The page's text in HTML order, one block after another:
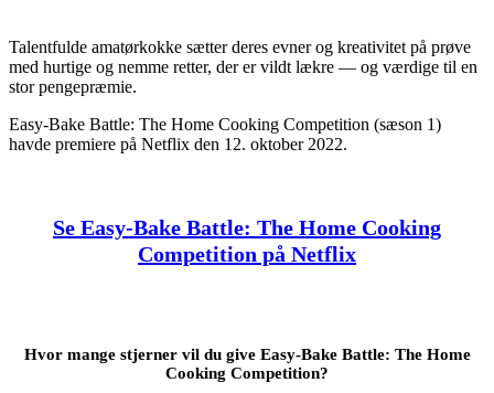
Talentfulde amatørkokke sætter deres evner og kreativitet på prøve
med hurtige og nemme retter, der er vildt lækre — og værdige til en
stor pengepræmie.
Easy-Bake Battle: The Home Cooking Competition (sæson 1)
havde premiere på Netflix den 12. oktober 2022.
Se Easy-Bake Battle: The Home Cooking
Competition på Netflix
Hvor mange stjerner vil du give Easy-Bake Battle: The Home
Cooking Competition?